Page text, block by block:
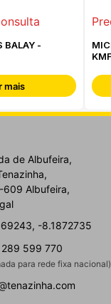
BALAY -
mais
de Albufeira,
609 Albufeira,
-8.1872735
599 770
para rede fixa nacional)